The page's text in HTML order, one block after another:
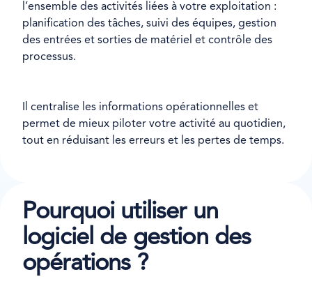
l’ensemble des activités liées à votre exploitation :
planification des tâches, suivi des équipes, gestion
des entrées et sorties de matériel et contrôle des
processus.
Il centralise les informations opérationnelles et
permet de mieux piloter votre activité au quotidien,
tout en réduisant les erreurs et les pertes de temps.
Pourquoi utiliser un
logiciel de gestion des
opérations ?